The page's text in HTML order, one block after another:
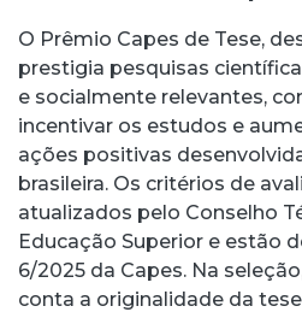
O Prêmio Capes de Tese,
prestigia pesquisas
e socialmente relevantes,
incentivar os estudos e
ações positivas
brasileira. Os critérios de
atualizados pelo Conselho
Educação Superior e estão
6/2025 da Capes. Na
conta a originalidade da